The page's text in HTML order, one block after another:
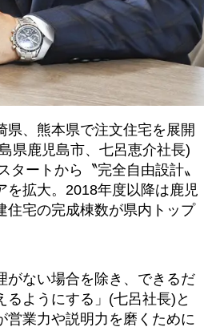
県、熊本県で注文住宅を展開
県鹿児島市、七呂恵介社長)
タートから〝完全自由設計〟
を拡大。2018年度以降は鹿児
住宅の完成棟数が県内トップ
がない場合を除き、できるだ
るようにする」(七呂社長)と
営業力や説明力を磨くために